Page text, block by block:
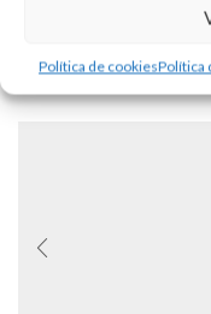
Política de cookiesPolítica